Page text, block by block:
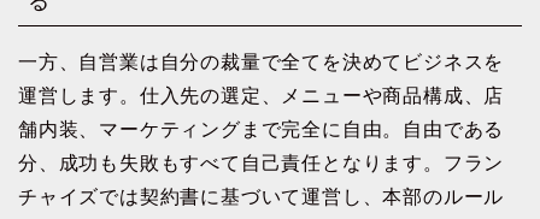
一方、自営業は自分の裁量で全てを決めてビジネスを
運営します。仕入先の選定、メニューや商品構成、店
舗内装、マーケティングまで完全に自由。自由である
分、成功も失敗もすべて自己責任となります。フラン
チャイズでは契約書に基づいて運営し、本部のルール